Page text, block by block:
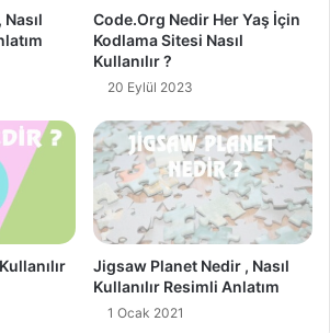
Code.Org Nedir Her Yaş İçin
Kodlama Sitesi Nasıl
Kullanılır ?
20 Eylül 2023
Jigsaw Planet Nedir , Nasıl
Kullanılır Resimli Anlatım
1 Ocak 2021